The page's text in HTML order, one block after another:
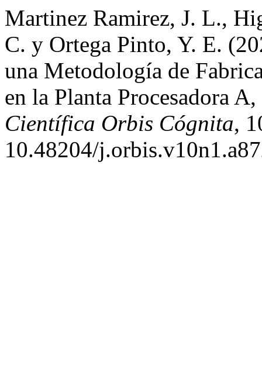
Martinez Ramirez, J. L.,
C. y Ortega Pinto, Y. E.
una Metodología de
en la Planta Procesadora
Científica Orbis Cógnita,
10.48204/